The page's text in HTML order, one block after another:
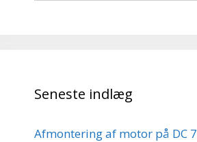
Seneste indlæg
Afmontering af motor på DC 7